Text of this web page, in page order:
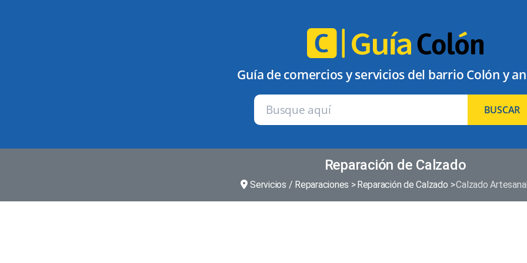
Guía de comercios y servicios del barrio Colón y
BUSCAR
Reparación de Calzado
Servicios / Reparaciones Reparación de Calzado Calzado